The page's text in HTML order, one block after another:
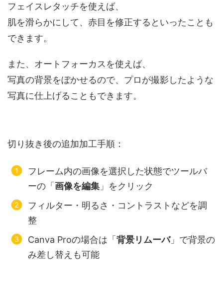
フェイスレタッチを使えば、
肌を滑らかにして、赤目を修正するといったことも
できます。
また、オートフォーカスを使えば、
写真の背景をぼかせるので、プロが撮影したような
写真に仕上げることもできます。
切り抜き後の追加加工手順：
フレーム内の画像を選択した状態でツールバ
ーの「 画像を編集」をクリック
フィルター・明るさ・コントラストなどを調
整
Canva Proの場合は「 背景リムーバ」で背景の
み差し替えも可能